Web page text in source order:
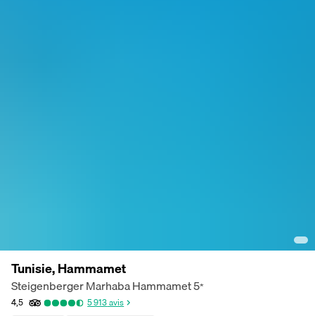
Tunisie, Hammamet
Steigenberger Marhaba Hammamet5*
4,5 5 913avis